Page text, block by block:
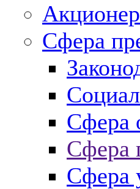
Сфера
Сфера
Сфера
Сфера